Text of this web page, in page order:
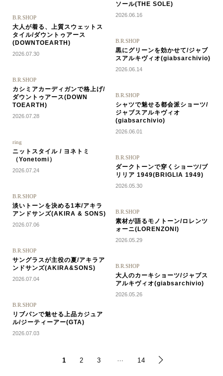
B.R.SHOP
大人が着る、上質スウェットス
タイル/ダウントゥアース
(DOWNTOEARTH)
2026.07.30
B.R.SHOP
カシミアカーディガンで格上げ/
ダウントゥアース(DOWN
TOEARTH)
2026.07.28
ring
ニットスタイル / ヨネトミ
（Yonetomi）
2026.07.24
B.R.SHOP
淡いトーンを決める1本/アキラ
アンドサンズ(AKIRA & SONS)
2026.07.06
B.R.SHOP
サングラスが主役の夏/アキラア
ンドサンズ(AKIRA&SONS)
2026.07.04
B.R.SHOP
リブパンで魅せる上品カジュア
ル/ジーティーアー(GTA)
2026.07.03
ソール(THE SOLE)
2026.06.16
B.R.SHOP
黒にグリーンを効かせて/ジャブ
スアルキヴィオ(giabsarchivio)
2026.06.14
B.R.SHOP
シャツで魅せる都会派ショーツ/
ジャブスアルキヴィオ
(giabsarchivio)
2026.06.01
B.R.SHOP
ダークトーンで穿くショーツ/ブ
リリア 1949(BRIGLIA 1949)
2026.05.30
B.R.SHOP
素材が語るモノトーン/ロレンツ
ォーニ(LORENZONI)
2026.05.29
B.R.SHOP
大人のカーキショーツ/ジャブス
アルキヴィオ(giabsarchivio)
2026.05.26
1 2 3 … 14